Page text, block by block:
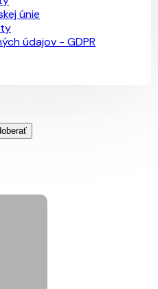
únie
údajov - GDPR